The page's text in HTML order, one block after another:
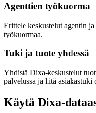
Agenttien työkuorma
Erittele keskustelut agentin
työkuormaa.
Tuki ja tuote yhdessä
Yhdistä Dixa-keskustelut
palvelussa ja liitä asiakastuki
Käytä Dixa-